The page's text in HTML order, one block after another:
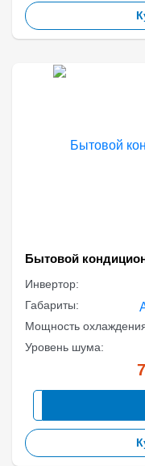
Бытовой
Инвертор:
Габариты:
Мощность
Уровень шума: